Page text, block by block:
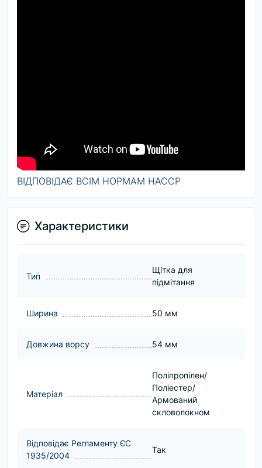
ВІДПОВІДАЄ ВСІМ НОРМАМ HACCP
Характеристики
Тип
Щітка для
підмітання
Ширина 50 мм
Довжина ворсу 54 мм
Матеріал
Поліпропілен/
Поліестер/
Армований
скловолокном
Відповідає Регламенту ЄС
1935/2004
Так